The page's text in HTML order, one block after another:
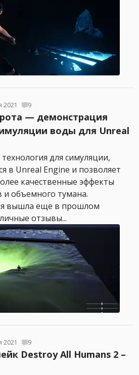
2021 9
— демонстрация
воды для Unreal
для симуляции,
в Unreal Engine и позволяет
качественные эффекты
объемного тумана.
вышла еще в прошлом
отзывы...
2021 9
Destroy All Humans 2 –